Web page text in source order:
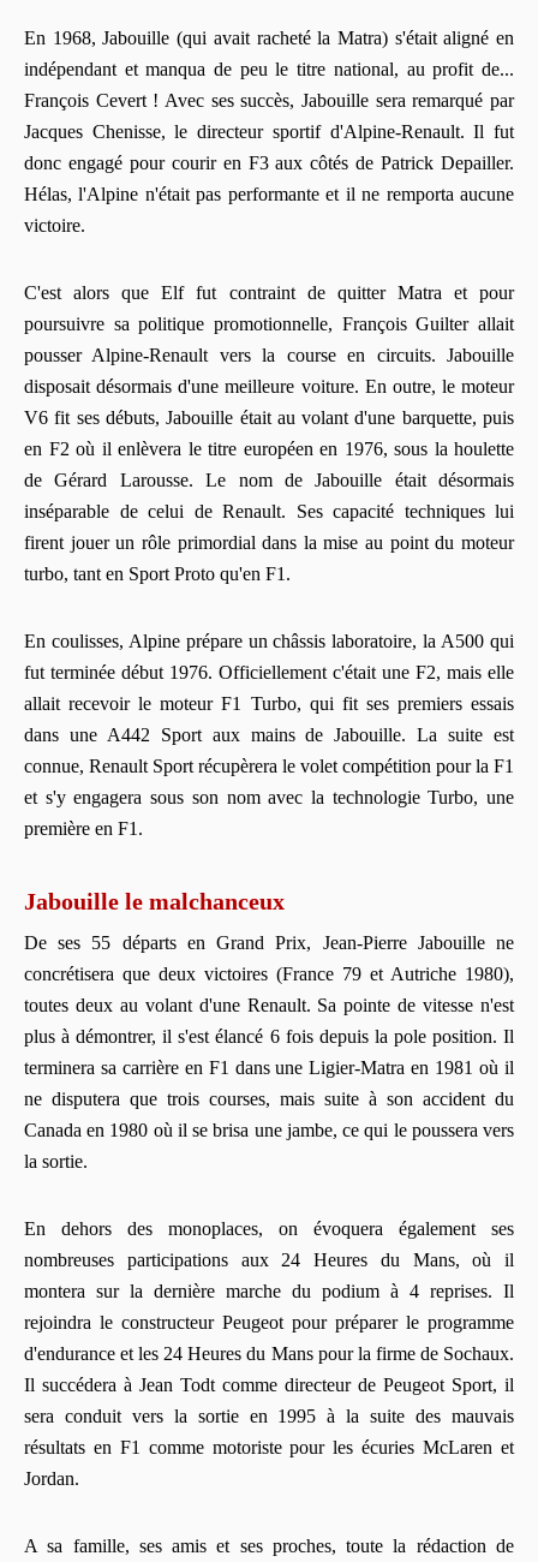
En 1968, Jabouille (qui avait racheté la Matra) s'était aligné en
indépendant et manqua de peu le titre national, au profit de...
François Cevert ! Avec ses succès, Jabouille sera remarqué par
Jacques Chenisse, le directeur sportif d'Alpine-Renault. Il fut
donc engagé pour courir en F3 aux côtés de Patrick Depailler.
Hélas, l'Alpine n'était pas performante et il ne remporta aucune
victoire.
C'est alors que Elf fut contraint de quitter Matra et pour
poursuivre sa politique promotionnelle, François Guilter allait
pousser Alpine-Renault vers la course en circuits. Jabouille
disposait désormais d'une meilleure voiture. En outre, le moteur
V6 fit ses débuts, Jabouille était au volant d'une barquette, puis
en F2 où il enlèvera le titre européen en 1976, sous la houlette
de Gérard Larousse. Le nom de Jabouille était désormais
inséparable de celui de Renault. Ses capacité techniques lui
firent jouer un rôle primordial dans la mise au point du moteur
turbo, tant en Sport Proto qu'en F1.
En coulisses, Alpine prépare un châssis laboratoire, la A500 qui
fut terminée début 1976. Officiellement c'était une F2, mais elle
allait recevoir le moteur F1 Turbo, qui fit ses premiers essais
dans une A442 Sport aux mains de Jabouille. La suite est
connue, Renault Sport récupèrera le volet compétition pour la F1
et s'y engagera sous son nom avec la technologie Turbo, une
première en F1.
Jabouille le malchanceux
De ses 55 départs en Grand Prix, Jean-Pierre Jabouille ne
concrétisera que deux victoires (France 79 et Autriche 1980),
toutes deux au volant d'une Renault. Sa pointe de vitesse n'est
plus à démontrer, il s'est élancé 6 fois depuis la pole position. Il
terminera sa carrière en F1 dans une Ligier-Matra en 1981 où il
ne disputera que trois courses, mais suite à son accident du
Canada en 1980 où il se brisa une jambe, ce qui le poussera vers
la sortie.
En dehors des monoplaces, on évoquera également ses
nombreuses participations aux 24 Heures du Mans, où il
montera sur la dernière marche du podium à 4 reprises. Il
rejoindra le constructeur Peugeot pour préparer le programme
d'endurance et les 24 Heures du Mans pour la firme de Sochaux.
Il succédera à Jean Todt comme directeur de Peugeot Sport, il
sera conduit vers la sortie en 1995 à la suite des mauvais
résultats en F1 comme motoriste pour les écuries McLaren et
Jordan.
A sa famille, ses amis et ses proches, toute la rédaction de